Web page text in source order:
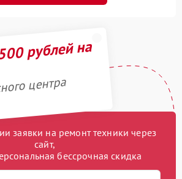
рублей на
центра
заявки на ремонт техники через
сайт,
бессрочная скидка